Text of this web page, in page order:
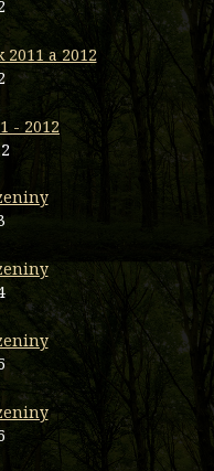
a 2012
- 2012